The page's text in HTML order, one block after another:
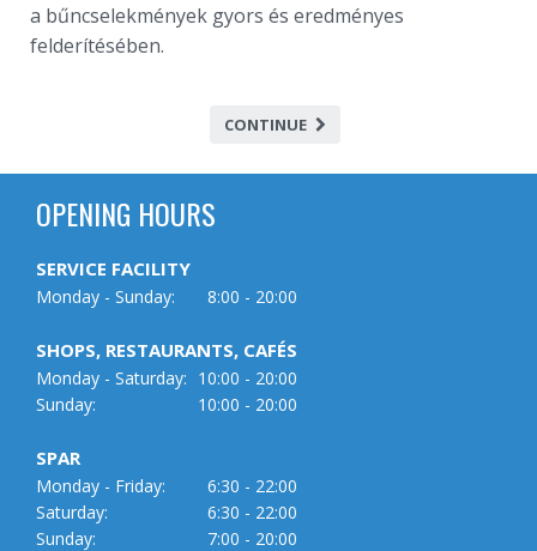
a bűncselekmények gyors és eredményes
felderítésében.
CONTINUE
OPENING HOURS
SERVICE FACILITY
Monday - Sunday: 8:00 - 20:00
SHOPS, RESTAURANTS, CAFÉS
Monday - Saturday: 10:00 - 20:00
Sunday:
10:00 - 20:00
SPAR
Monday - Friday:
6:30 - 22:00
Saturday:
6:30 - 22:00
Sunday:
7:00 - 20:00